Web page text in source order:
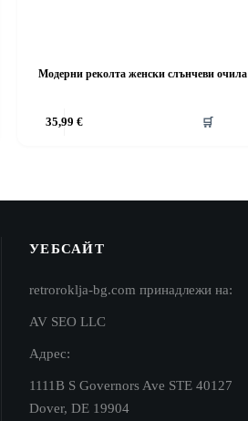
Модерни реколта женски слънчеви очила
35,99 € 🛒
УЕБСАЙТ
retroroklja-bg.com принадлежи на:
AV SEO LLC
Адрес:
1111B S Governors Ave STE 40127
Dover, DE 19904